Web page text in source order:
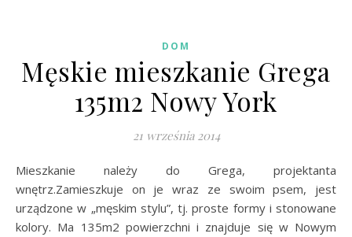
DOM
Męskie mieszkanie Grega
135m2 Nowy York
21 września 2014
Mieszkanie należy do Grega, projektanta
wnętrz.Zamieszkuje on je wraz ze swoim psem, jest
urządzone w „męskim stylu”, tj. proste formy i stonowane
kolory. Ma 135m2 powierzchni i znajduje się w Nowym